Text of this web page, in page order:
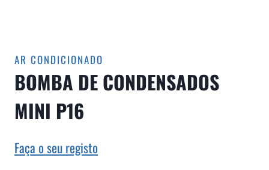
AR CONDICIONADO
BOMBA DE CONDENSADOS
MINI P16
Faça o seu registo